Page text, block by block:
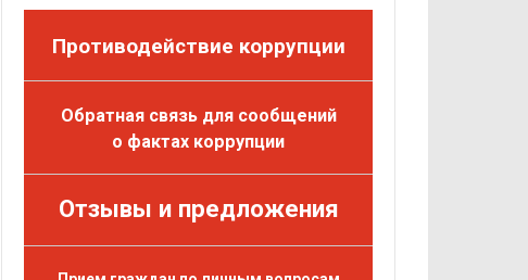
Противодействие коррупции
Обратная связь для сообщений
о фактах коррупции
Отзывы и предложения